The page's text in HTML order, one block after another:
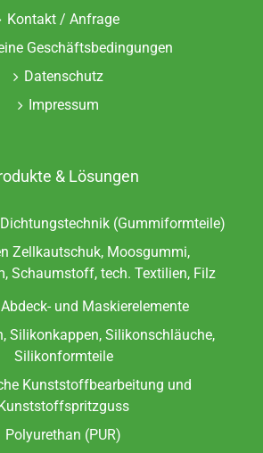
Kontakt / Anfrage
Geschäftsbedingungen
Datenschutz
Impressum
& Lösungen
(Gummiformteile)
Zellkautschuk, Moosgummi,
Schaumstoff, tech. Textilien, Filz
und Maskierelemente
Silikonkappen, Silikonschläuche,
Silikonformteile
Kunststoffbearbeitung und
Polyurethan (PUR)